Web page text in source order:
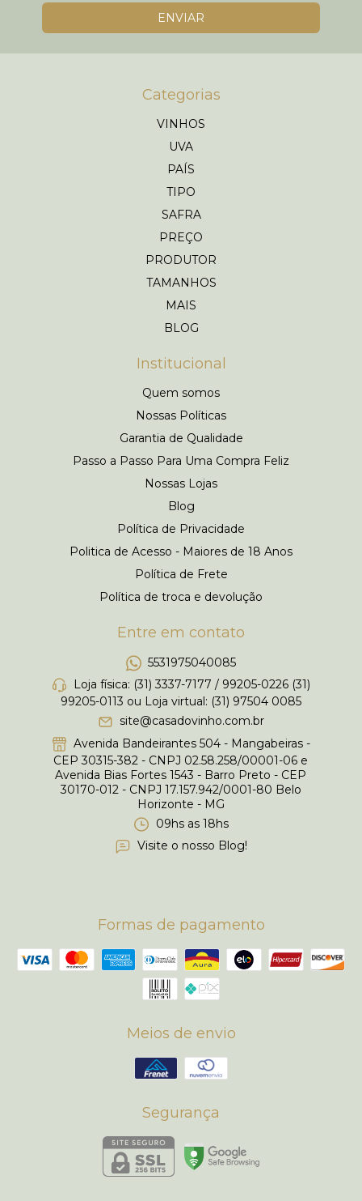
Categorias
VINHOS
UVA
PAÍS
TIPO
SAFRA
PREÇO
PRODUTOR
TAMANHOS
MAIS
BLOG
Institucional
Quem somos
Nossas Políticas
Garantia de Qualidade
Passo a Passo Para Uma Compra Feliz
Nossas Lojas
Blog
Política de Privacidade
Politica de Acesso - Maiores de 18 Anos
Política de Frete
Política de troca e devolução
Entre em contato
5531975040085
Loja física: (31) 3337-7177 / 99205-0226 (31)
99205-0113 ou Loja virtual: (31) 97504 0085
site@casadovinho.com.br
Avenida Bandeirantes 504 - Mangabeiras -
CEP 30315-382 - CNPJ 02.58.258/00001-06 e
Avenida Bias Fortes 1543 - Barro Preto - CEP
30170-012 - CNPJ 17.157.942/0001-80 Belo
Horizonte - MG
09hs as 18hs
Visite o nosso Blog!
Formas de pagamento
Meios de envio
Segurança